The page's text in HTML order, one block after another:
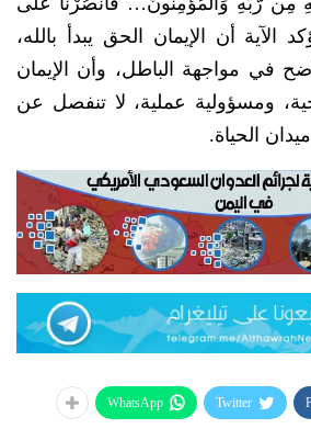
الآية أن الإيمان الحق يبدأ بالله،
في مواجهة الباطل، وأن الإيمان
ومسؤولية عملية، لا تنفصل عن
الحياة.
Twitter
WhatsApp